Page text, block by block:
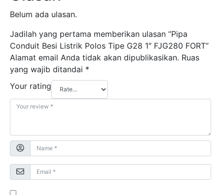
Belum ada ulasan.
Jadilah yang pertama memberikan ulasan “Pipa
Conduit Besi Listrik Polos Tipe G28 1″ FJG280 FORT”
Alamat email Anda tidak akan dipublikasikan. Ruas
yang wajib ditandai *
Your rating